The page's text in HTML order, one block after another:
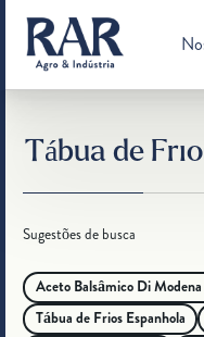
Sugestões de busca
Aceto Balsâmico Di Modena
Tábua de Frios Espanhola